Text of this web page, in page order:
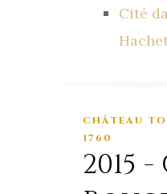
Cité
CHÂTEAU
1760
2015